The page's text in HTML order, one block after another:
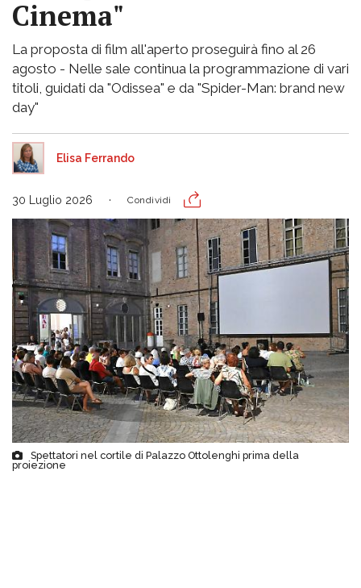
Cinema"
La proposta di film all'aperto proseguirà fino al 26
agosto - Nelle sale continua la programmazione di vari
titoli, guidati da "Odissea" e da "Spider-Man: brand new
day"
Elisa Ferrando
30 Luglio 2026 Condividi
Spettatori nel cortile di Palazzo Ottolenghi prima della
proiezione